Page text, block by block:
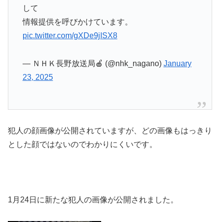
して
情報提供を呼びかけています。
pic.twitter.com/gXDe9jISX8
— ＮＨＫ長野放送局🍎 (@nhk_nagano) January
23, 2025
犯人の顔画像が公開されていますが、どの画像もはっきり
とした顔ではないのでわかりにくいです。
1月24日に新たな犯人の画像が公開されました。